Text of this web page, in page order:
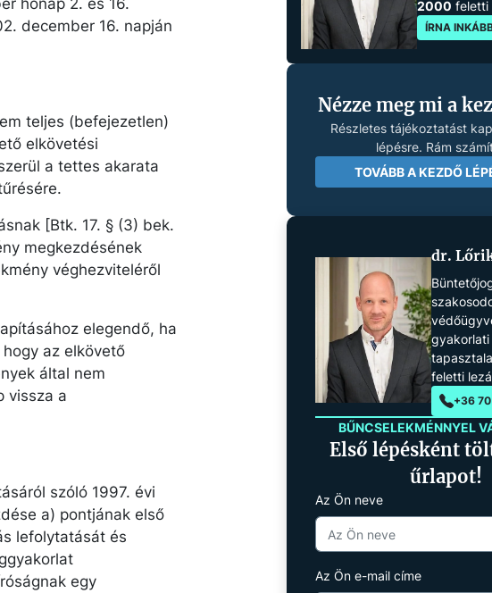
hónap 2. és 16.
december 16. napján
teljes (befejezetlen)
elkövetési
a tettes akarata
[Btk. 17. § (3) bek.
megkezdésének
véghezviteléről
elegendő, ha
az elkövető
által nem
vissza a
szóló 1997. évi
a) pontjának első
lefolytatását és
egy
2000 feletti
ÍRNA
Nézze meg mi a
Részletes tájékoztatást
lépésre. Rám
TOVÁBB A KEZDŐ
dr.
gyakorlati
feletti
+36
BŰNCSELEKMÉNNYEL
Első lépésként
űrlapot!
Az Ön neve
Az Ön e-mail címe